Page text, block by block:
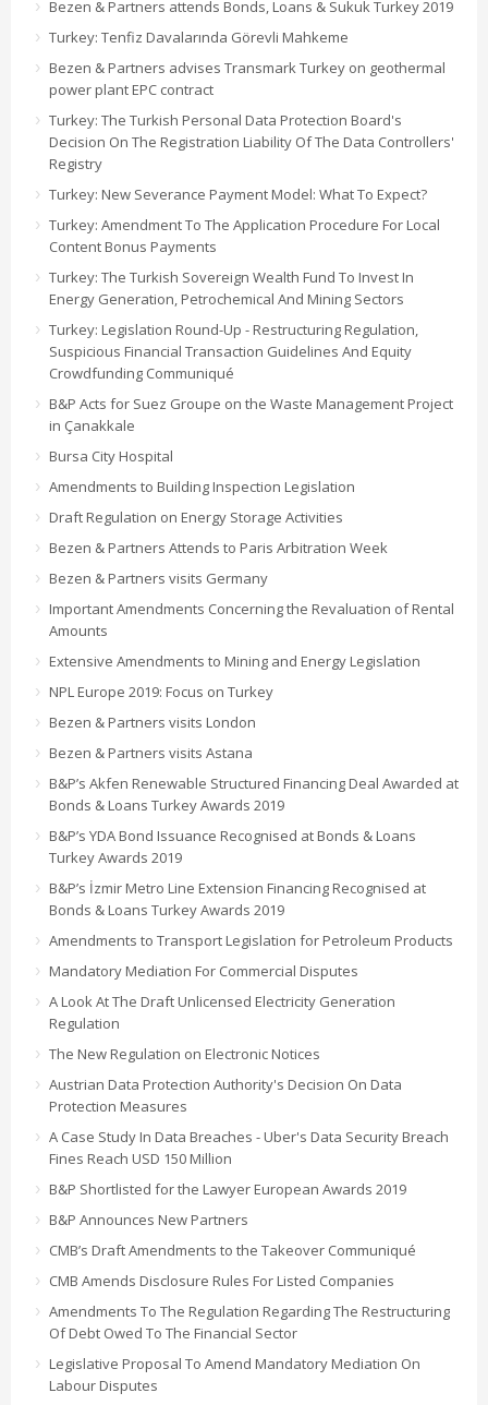
Bezen & Partners attends Bonds, Loans & Sukuk Turkey 2019
Turkey: Tenfiz Davalarında Görevli Mahkeme
Bezen & Partners advises Transmark Turkey on geothermal
power plant EPC contract
Turkey: The Turkish Personal Data Protection Board's
Decision On The Registration Liability Of The Data Controllers'
Registry
Turkey: New Severance Payment Model: What To Expect?
Turkey: Amendment To The Application Procedure For Local
Content Bonus Payments
Turkey: The Turkish Sovereign Wealth Fund To Invest In
Energy Generation, Petrochemical And Mining Sectors
Turkey: Legislation Round-Up - Restructuring Regulation,
Suspicious Financial Transaction Guidelines And Equity
Crowdfunding Communiqué
B&P Acts for Suez Groupe on the Waste Management Project
in Çanakkale
Bursa City Hospital
Amendments to Building Inspection Legislation
Draft Regulation on Energy Storage Activities
Bezen & Partners Attends to Paris Arbitration Week
Bezen & Partners visits Germany
Important Amendments Concerning the Revaluation of Rental
Amounts
Extensive Amendments to Mining and Energy Legislation
NPL Europe 2019: Focus on Turkey
Bezen & Partners visits London
Bezen & Partners visits Astana
B&P’s Akfen Renewable Structured Financing Deal Awarded at
Bonds & Loans Turkey Awards 2019
B&P’s YDA Bond Issuance Recognised at Bonds & Loans
Turkey Awards 2019
B&P’s İzmir Metro Line Extension Financing Recognised at
Bonds & Loans Turkey Awards 2019
Amendments to Transport Legislation for Petroleum Products
Mandatory Mediation For Commercial Disputes
A Look At The Draft Unlicensed Electricity Generation
Regulation
The New Regulation on Electronic Notices
Austrian Data Protection Authority's Decision On Data
Protection Measures
A Case Study In Data Breaches - Uber's Data Security Breach
Fines Reach USD 150 Million
B&P Shortlisted for the Lawyer European Awards 2019
B&P Announces New Partners
CMB’s Draft Amendments to the Takeover Communiqué
CMB Amends Disclosure Rules For Listed Companies
Amendments To The Regulation Regarding The Restructuring
Of Debt Owed To The Financial Sector
Legislative Proposal To Amend Mandatory Mediation On
Labour Disputes